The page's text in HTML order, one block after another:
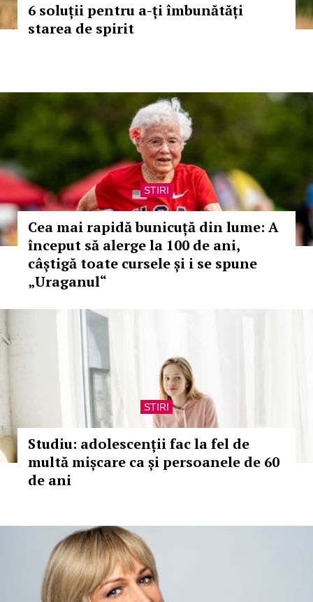
6 soluții pentru a-ți îmbunătăți
starea de spirit
STIRI
Cea mai rapidă bunicuță din lume: A
început să alerge la 100 de ani,
câștigă toate cursele și i se spune
„Uraganul“
STIRI
Studiu: adolescenții fac la fel de
multă mișcare ca și persoanele de 60
de ani